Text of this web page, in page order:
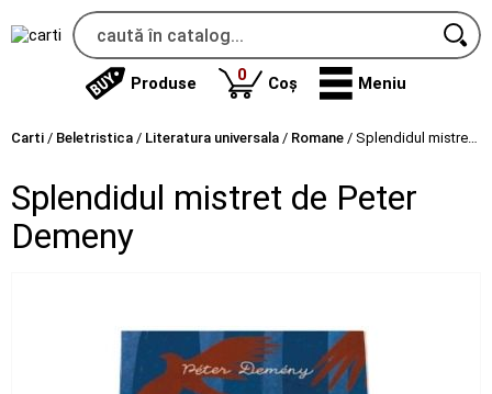
Produse 0produse
Coș Meniu
Carti / Beletristica / Literatura universala / Romane / Splendidul mistret de Peter Demeny
Splendidul mistret de Peter
Demeny